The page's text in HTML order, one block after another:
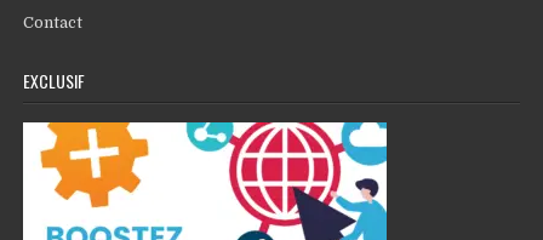
Contact
EXCLUSIF